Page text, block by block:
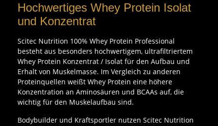
Hochwertiges Whey Protein Isolat
und Konzentrat
Scitec Nutrition 100% Whey Protein Professional
besteht aus besonders hochwertigem, ultrafiltriertem
Whey Protein Konzentrat / Isolat für den Aufbau und
Erhalt von Muskelmasse. Im Vergleich zu anderen
Proteinquellen weißt Whey Protein eine höhere
Konzentration an Aminosäuren und BCAAs auf, die
wichtig für den Muskelaufbau sind.
Bodybuilder und Kraftsportler nutzen Scitec Nutrition